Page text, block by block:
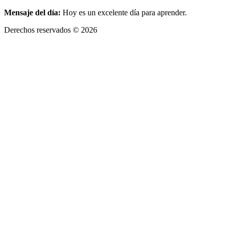
Mensaje del día: Hoy es un excelente día para aprender.
Derechos reservados © 2026